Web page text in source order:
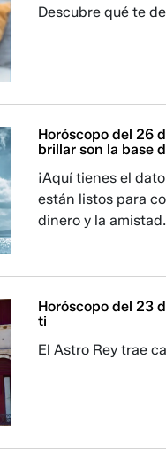
Descubre qué te
Horóscopo del 26
brillar son la base
¡Aquí tienes el
están listos para
dinero y la amistad.
Horóscopo del 23
ti
El Astro Rey trae